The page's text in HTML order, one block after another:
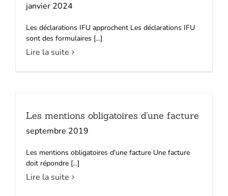
janvier 2024
Les déclarations IFU approchent Les déclarations IFU
sont des formulaires [...]
Lire la suite
Les mentions obligatoires d’une facture
septembre 2019
Les mentions obligatoires d'une facture Une facture
doit répondre [...]
Lire la suite